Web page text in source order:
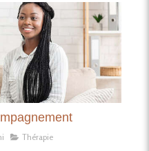
Thérapie